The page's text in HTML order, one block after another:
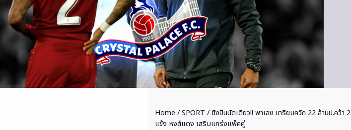
Home /SPORT / ยิงปืนนัดเดียว!! พาเลซ เตรียมควัก 22 ล้านป.คว้า 2
แข้ง หงส์แดง เสริมแกร่งแพ็คคู่